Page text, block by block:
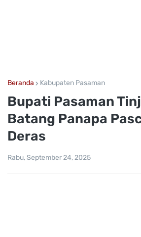
Beranda Kabupaten Pasaman
Bupati Pasaman
Batang Panapa
Deras
Rabu, September 24, 2025